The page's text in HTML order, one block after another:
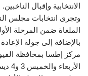
الانتخابية وإقبال الناخبين.
الملغاة ضمن المرحلة
بالإضافة إلى جولة
مركز إطسا بمحافظة
الأربعاء والخميس 3 و4 ديسمبر في الداخل.